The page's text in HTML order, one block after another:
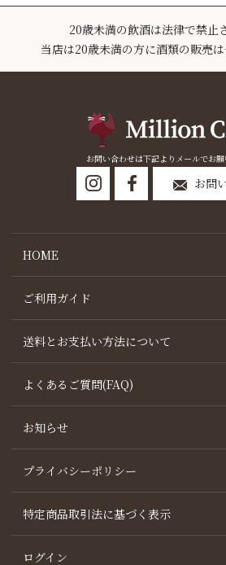
20歳未満の飲酒は法律で禁止
当店は20歳未満の方に酒類の販売は
お問い合わせは下記よりメールでお願
お問
HOME
ご利用ガイド
送料とお支払い方法について
よくあるご質問(FAQ)
お知らせ
プライバシーポリシー
特定商品取引法に基づく表示
ログイン